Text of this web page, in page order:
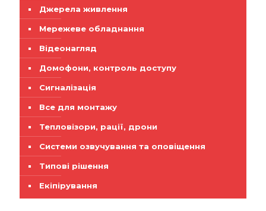
Джерела живлення
Мережеве обладнання
Відеонагляд
Домофони, контроль доступу
Сигналізація
Все для монтажу
Тепловізори, рації, дрони
Системи озвучування та оповіщення
Типові рішення
Екіпірування